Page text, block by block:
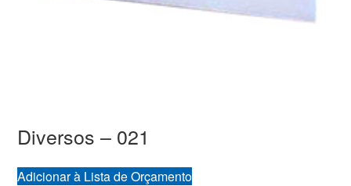
Diversos – 021
Adicionar à Lista de Orçamento